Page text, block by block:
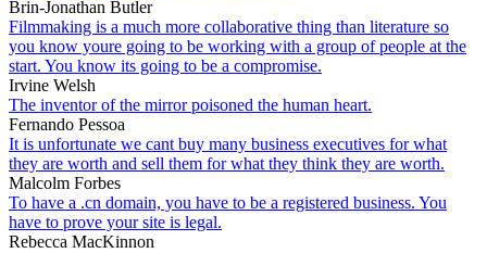
Brin-Jonathan Butler
Filmmaking is a much more collaborative thing than literature so
you know youre going to be working with a group of people at the
start. You know its going to be a compromise.
Irvine Welsh
The inventor of the mirror poisoned the human heart.
Fernando Pessoa
It is unfortunate we cant buy many business executives for what
they are worth and sell them for what they think they are worth.
Malcolm Forbes
To have a .cn domain, you have to be a registered business. You
have to prove your site is legal.
Rebecca MacKinnon